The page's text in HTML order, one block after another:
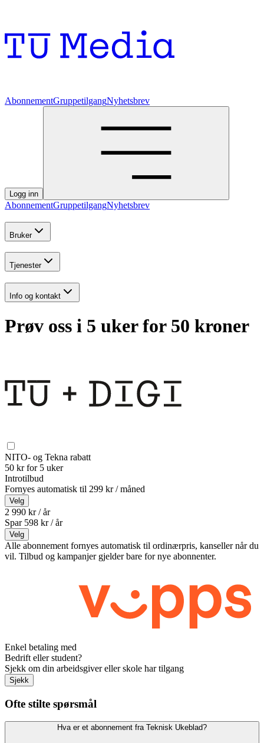
AbonnementGruppetilgangNyhetsbrev
Logg inn
AbonnementGruppetilgangNyhetsbrev
Bruker
Tjenester
Info og kontakt
Prøv oss i 5 uker for 50 kroner
NITO- og Tekna rabatt
50 kr for 5 uker
Introtilbud
Fornyes automatisk til 299 kr / måned
Velg
2 990 kr / år
Spar 598 kr /år
Velg
Alle abonnement fornyes automatisk til ordinærpris, kanseller når du
vil. Tilbud og kampanjer gjelder bare for nye abonnenter.
Enkel betaling med
Bedrift eller student?
Sjekk om din arbeidsgiver eller skole har tilgang
Sjekk
Ofte stilte spørsmål
Hva er et abonnement fra Teknisk Ukeblad?